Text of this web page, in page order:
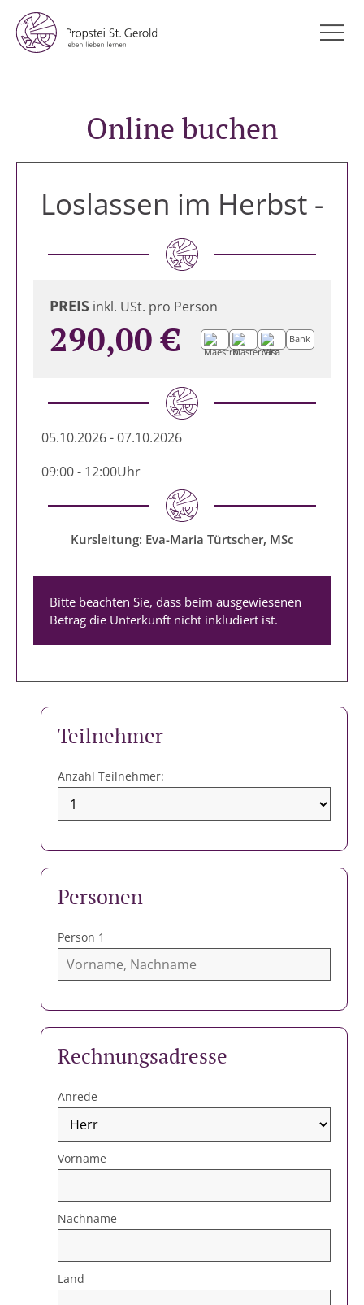
Online buchen
Teilnehmer
Anzahl Teilnehmer:
Personen
Person 1
Rechnungsadresse
Anrede
Vorname
Nachname
Land
Loslassen im Herbst -
PREIS inkl. USt. pro Person
290,00 € Bank
05.10.2026 - 07.10.2026
09:00 - 12:00Uhr
Kursleitung: Eva-Maria Türtscher, MSc
Bitte beachten Sie, dass beim ausgewiesenen
Betrag die Unterkunft nicht inkludiert ist.